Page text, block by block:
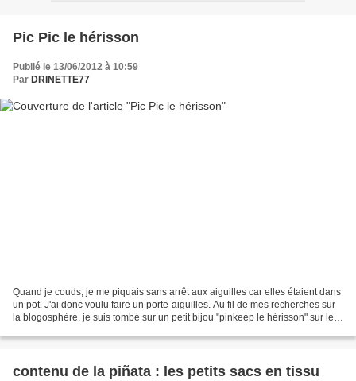
Pic Pic le hérisson
Publié le 13/06/2012 à 10:59
Par DRINETTE77
Quand je couds, je me piquais sans arrêt aux aiguilles car elles étaient dans
un pot. J'ai donc voulu faire un porte-aiguilles. Au fil de mes recherches sur
la blogosphère, je suis tombé sur un petit bijou "pinkeep le hérisson" sur le
contenu de la piñata : les petits sacs en tissu